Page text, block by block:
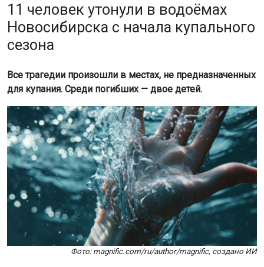
11 человек утонули в водоёмах
Новосибирска с начала купального
сезона
Все трагедии произошли в местах, не предназначенных
для купания. Среди погибших — двое детей.
Фото: magnific.com/ru/author/magnific, создано ИИ